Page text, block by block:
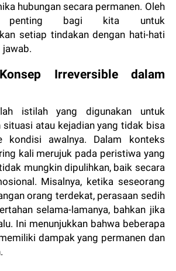
hubungan secara permanen. Oleh
penting bagi kita untuk
setiap tindakan dengan hati-hati
jawab.
Irreversible dalam
istilah yang digunakan untuk
situasi atau kejadian yang tidak bisa
kondisi awalnya. Dalam konteks
kali merujuk pada peristiwa yang
mungkin dipulihkan, baik secara
Misalnya, ketika seseorang
orang terdekat, perasaan sedih
selama-lamanya, bahkan jika
Ini menunjukkan bahwa beberapa
dampak yang permanen dan